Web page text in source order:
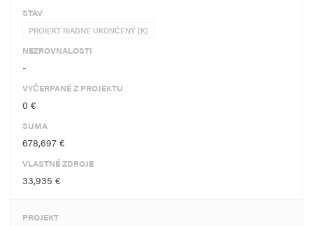
STAV
PROJEKT RIADNE UKONČENÝ (K)
NEZROVNALOSTI
-
VYČERPANÉ Z PROJEKTU
0 €
SUMA
678,697 €
VLASTNÉ ZDROJE
33,935 €
PROJEKT